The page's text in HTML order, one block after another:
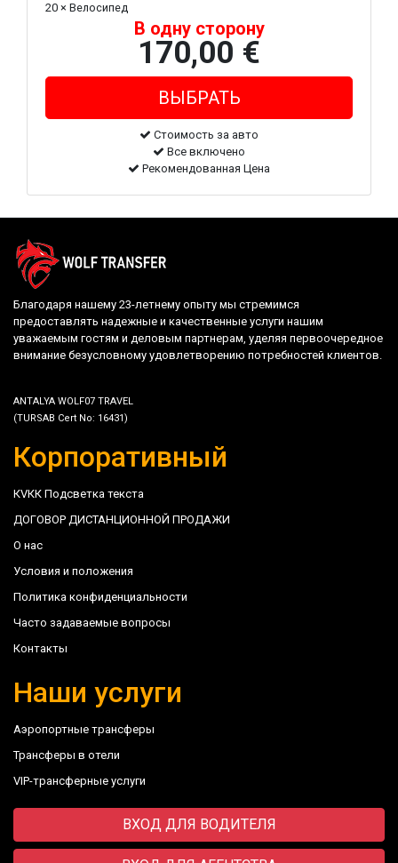
20 × Велосипед
В одну сторону
170,00 €
Стоимость за авто
Все включено
Рекомендованная Цена
Благодаря нашему 23-летнему опыту мы стремимся
предоставлять надежные и качественные услуги нашим
уважаемым гостям и деловым партнерам, уделяя первоочередное
внимание безусловному удовлетворению потребностей клиентов.
ANTALYA WOLF07 TRAVEL
(TURSAB Cert No: 16431)
Корпоративный
КVКК Подсветка текста
ДОГОВОР ДИСТАНЦИОННОЙ ПРОДАЖИ
О нас
Условия и положения
Политика конфиденциальности
Часто задаваемые вопросы
Контакты
Наши услуги
Аэропортные трансферы
Трансферы в отели
VIP-трансферные услуги
ВХОД ДЛЯ ВОДИТЕЛЯ